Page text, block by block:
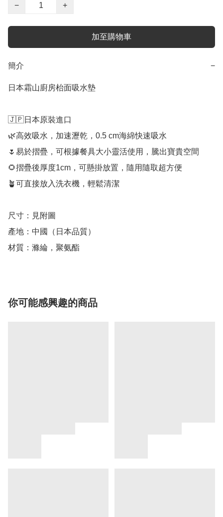
−
+
加至購物車
簡介 −
日本霜山廚房枱面吸水墊
🇯🇵日本原裝進口
🌿高效吸水，加速瀝乾，0.5 cm海綿快速吸水
🌷易於摺疊，可根據餐具大小靈活使用，騰出寶貴空間
🌻摺疊後厚度1cm，可懸掛放置，隨用隨取超方便
🪴可直接放入洗衣機，輕鬆清潔
尺寸：見附圖
產地：中國（日本品質）
材質：滌綸，聚氨酯
你可能感興趣的商品